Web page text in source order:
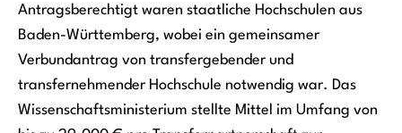
Antragsberechtigt waren staatliche Hochschulen aus
Baden-Württemberg, wobei ein gemeinsamer
Verbundantrag von transfergebender und
transfernehmender Hochschule notwendig war. Das
Wissenschaftsministerium stellte Mittel im Umfang von